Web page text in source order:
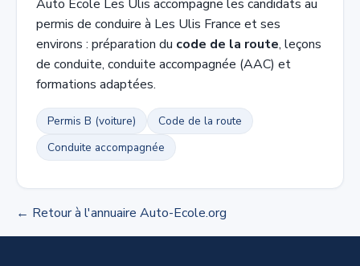
Auto Ecole Les Ulis accompagne les candidats au
permis de conduire à Les Ulis France et ses
environs : préparation du code de la route, leçons
de conduite, conduite accompagnée (AAC) et
formations adaptées.
Permis B (voiture)
Code de la route
Conduite accompagnée
← Retour à l'annuaire Auto-Ecole.org